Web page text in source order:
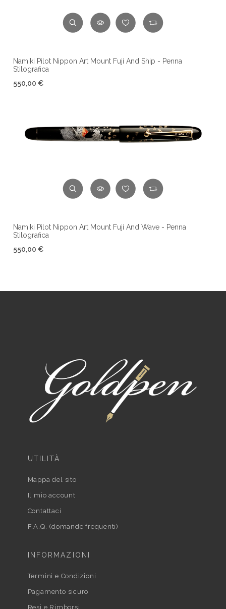
Namiki Pilot Nippon Art Mount Fuji And Ship - Penna
Stilografica
550,00 €
Namiki Pilot Nippon Art Mount Fuji And Wave - Penna
Stilografica
550,00 €
UTILITÀ
Mappa del sito
Il mio account
Contattaci
F.A.Q. (domande frequenti)
INFORMAZIONI
Termini e Condizioni
Pagamento sicuro
Resi e Rimborsi